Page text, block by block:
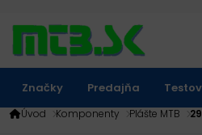
Značky Predajňa
Úvod Komponenty Plášte MTB